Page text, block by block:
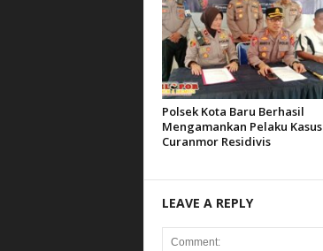
Polsek Kota Baru Berhasil
Mengamankan Pelaku Kasus
Curanmor Residivis
LEAVE A REPLY